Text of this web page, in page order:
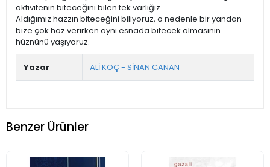
aktivitenin biteceğini bilen tek varlığız.
Aldığımız hazzın biteceğini biliyoruz, o nedenle bir yandan
bize çok haz verirken aynı esnada bitecek olmasının
hüznünü yaşıyoruz.
Yazar ALİ KOÇ - SİNAN CANAN
Benzer Ürünler